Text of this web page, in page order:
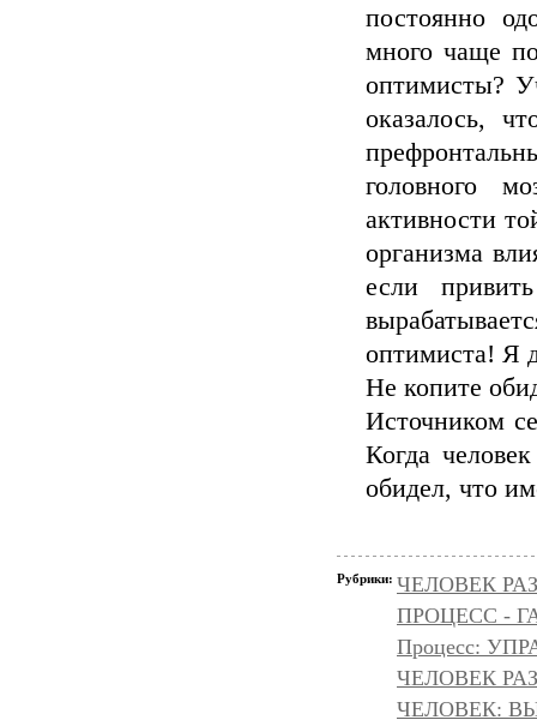
постоянно
много чаще
оптимисты?
оказалось,
головного
активности
организма
если
оптимиста! Я
Не копите
Источником
Когда
обидел, что
Рубрики: ЧЕЛОВЕК
ПРОЦЕСС -
Процесс:
ЧЕЛОВЕК
ЧЕЛОВЕК: